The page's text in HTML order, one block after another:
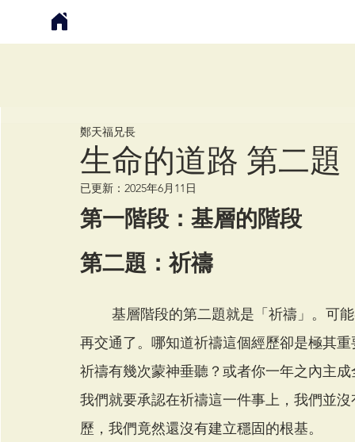
生命的道路 第二題
鄭天福兄長
已更新： 2025年6月11日
第一階段：基層的階段
第二題：祈禱
再交通了。哪知道祈禱這個經歷卻是極其
祈禱有幾次蒙神垂聽？或者你一年之內主
我們就要承認在祈禱這一件事上，我們並
歷，我們竟然還沒有建立穩固的根基。